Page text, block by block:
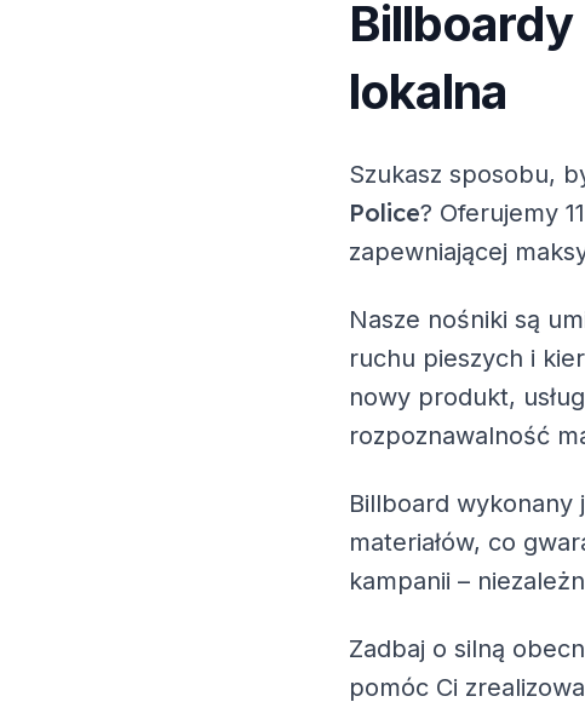
Billboardy
lokalna
Szukasz sposobu,
Police? Oferujemy
zapewniającej
Nasze nośniki są
ruchu pieszych i
nowy produkt,
rozpoznawalność
Billboard wykonany
materiałów, co
kampanii –
Zadbaj o silną
pomóc Ci